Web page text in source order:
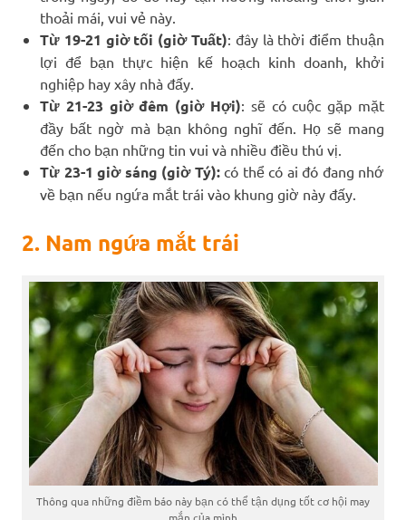
thoải mái, vui vẻ này.
Từ 19-21 giờ tối (giờ Tuất): đây là thời điểm thuận
lợi để bạn thực hiện kế hoạch kinh doanh, khởi
nghiệp hay xây nhà đấy.
Từ 21-23 giờ đêm (giờ Hợi): sẽ có cuộc gặp mặt
đầy bất ngờ mà bạn không nghĩ đến. Họ sẽ mang
đến cho bạn những tin vui và nhiều điều thú vị.
Từ 23-1 giờ sáng (giờ Tý):có thể có ai đó đang nhớ
về bạn nếu ngứa mắt trái vào khung giờ này đấy.
2. Nam ngứa mắt trái
Thông qua những điềm báo này bạn có thể tận dụng tốt cơ hội may
mắn của mình